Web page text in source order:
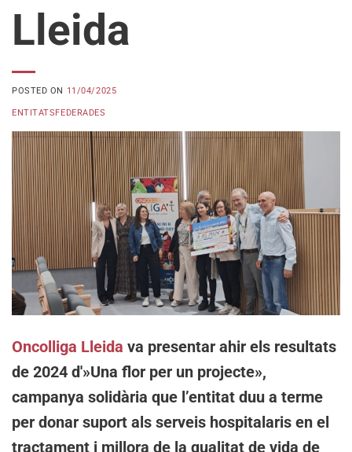
Lleida
POSTED ON 11/04/2025
ENTITATSFEDERADES
Oncolliga Lleida va presentar ahir els resultats
de 2024 d'»Una flor per un projecte»,
campanya solidària que l’entitat duu a terme
per donar suport als serveis hospitalaris en el
tractament i millora de la qualitat de vida de